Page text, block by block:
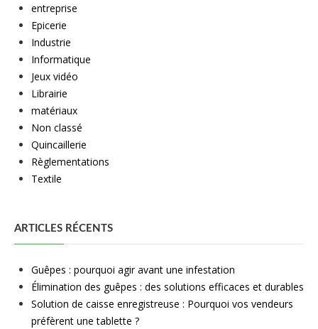
entreprise
Epicerie
Industrie
Informatique
Jeux vidéo
Librairie
matériaux
Non classé
Quincaillerie
Règlementations
Textile
ARTICLES RÉCENTS
Guêpes : pourquoi agir avant une infestation
Élimination des guêpes : des solutions efficaces et durables
Solution de caisse enregistreuse : Pourquoi vos vendeurs
préfèrent une tablette ?